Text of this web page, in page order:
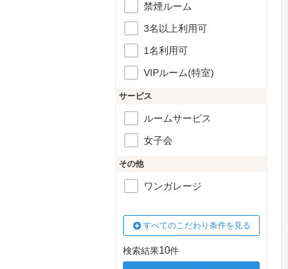
禁煙ルーム
3名以上利用可
1名利用可
VIPルーム(特室)
サービス
ルームサービス
女子会
その他
ワンガレージ
すべてのこだわり条件を見る
検索結果10件